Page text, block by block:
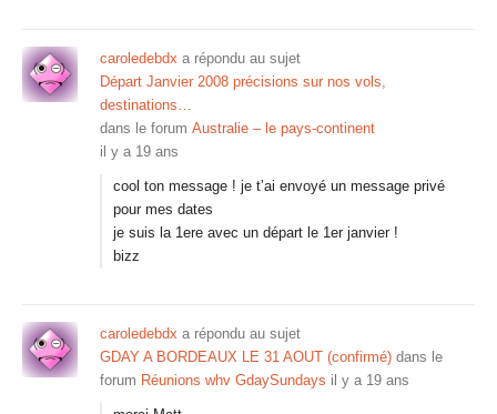
caroledebdx a répondu au sujet
Départ Janvier 2008 précisions sur nos vols,
destinations…
dans le forum Australie – le pays-continent
il y a 19 ans
cool ton message ! je t’ai envoyé un message privé
pour mes dates
je suis la 1ere avec un départ le 1er janvier !
bizz
caroledebdx a répondu au sujet
GDAY A BORDEAUX LE 31 AOUT (confirmé) dans le
forum Réunions whv GdaySundays il y a 19 ans